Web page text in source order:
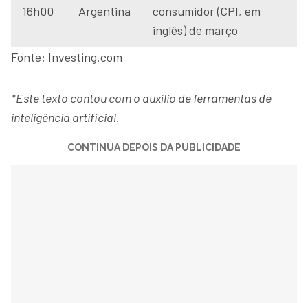
16h00 Argentina
consumidor (CPI, em
inglês) de março
Fonte: Investing.com
*Este texto contou com o auxílio de ferramentas de
inteligência artificial.
CONTINUA DEPOIS DA PUBLICIDADE